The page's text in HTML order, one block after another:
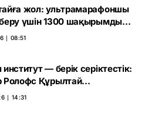
жол: ультрамарафоншы
үшін 1300 шақырымды
∣ 08:51
— берік серіктестік:
Ролофс Құрылтай
маңызын бағалады
∣ 14:31